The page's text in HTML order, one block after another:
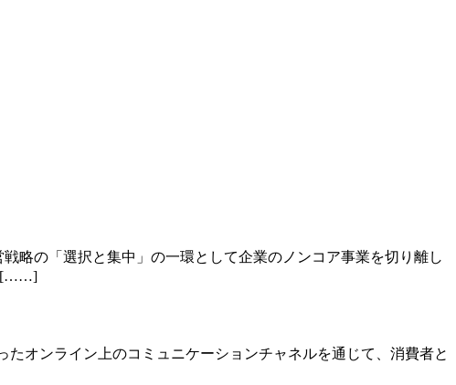
略の「選択と集中」の一環として企業のノンコア事業を切り離し
[……]
たオンライン上のコミュニケーションチャネルを通じて、消費者と